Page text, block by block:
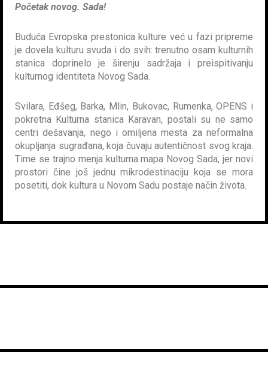
Početak novog. Sada!
Buduća Evropska prestonica kulture već u fazi pripreme
je dovela kulturu svuda i do svih: trenutno osam kulturnih
stanica doprinelo je širenju sadržaja i preispitivanju
kulturnog identiteta Novog Sada.
Svilara, Eđšeg, Barka, Mlin, Bukovac, Rumenka, OPENS i
pokretna Kulturna stanica Karavan, postali su ne samo
centri dešavanja, nego i omiljena mesta za neformalna
okupljanja sugrađana, koja čuvaju autentičnost svog kraja.
Time se trajno menja kulturna mapa Novog Sada, jer novi
prostori čine još jednu mikrodestinaciju koja se mora
posetiti, dok kultura u Novom Sadu postaje način života.